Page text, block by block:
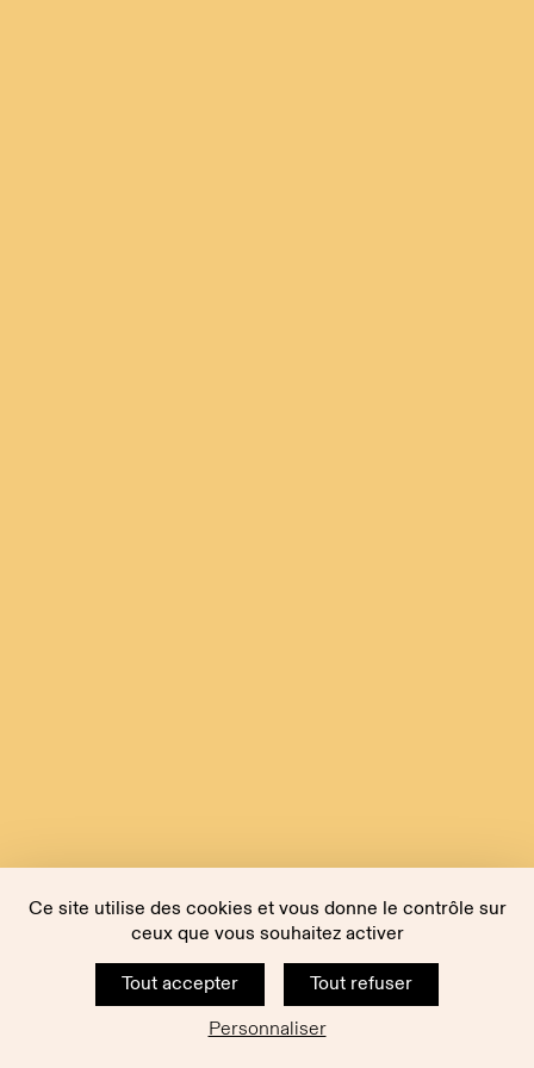
Ce site utilise des cookies et vous donne le contrôle sur
ceux que vous souhaitez activer
Tout accepter
Tout refuser
Personnaliser